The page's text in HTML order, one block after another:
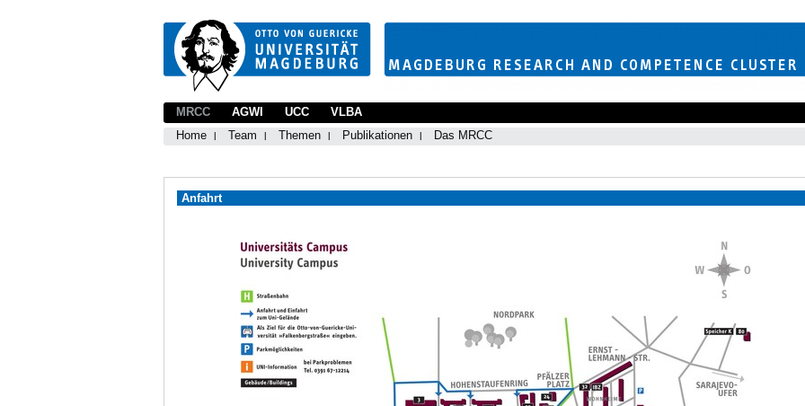
MRCC
Home
Team Themen Publikationen Das MRCC
AGWI UCC VLBA
Anfahrt